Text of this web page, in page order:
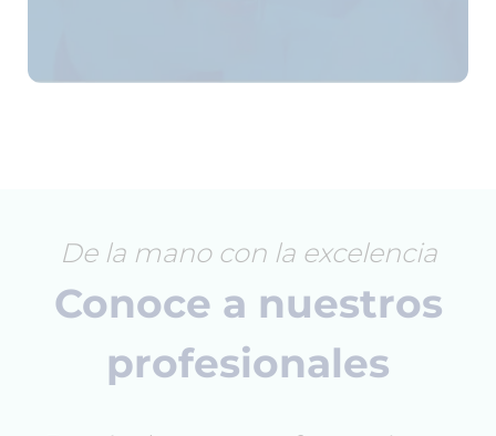
De la mano con la excelencia
Conoce a nuestros
profesionales